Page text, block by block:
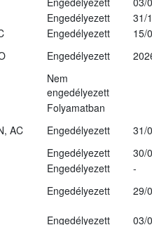
Engedélyezett
31/
Engedélyezett
15/
Engedélyezett
Nem
engedélyezett
Folyamatban
AC Engedélyezett
31/
Engedélyezett
30/
Engedélyezett
-
Engedélyezett
29/
Engedélyezett
03/